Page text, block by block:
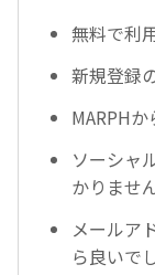
無料で利
新規登録
MARPH
ソーシャ
かりません
メールア
ら良いで